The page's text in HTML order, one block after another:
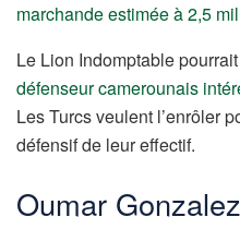
marchande estimée à 2,5
Le Lion Indomptable
défenseur camerounais
Les Turcs veulent l’enrôler
défensif de leur effectif.
Oumar Gonzalez